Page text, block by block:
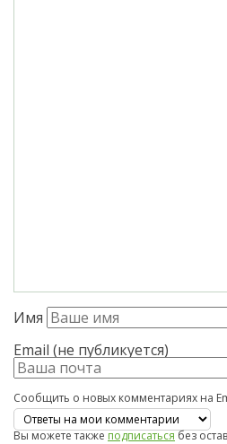
Имя
Email (не публикуется)
Сообщить о новых комментариях на
Вы можете такжеподписатьсябез